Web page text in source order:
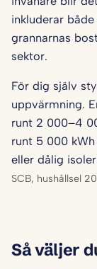
inkluderar
grannarnas
sektor.
För dig själv
uppvärmning.
runt 2 000–4
runt 5 000
eller dålig
SCB, hushållsel
Så väljer